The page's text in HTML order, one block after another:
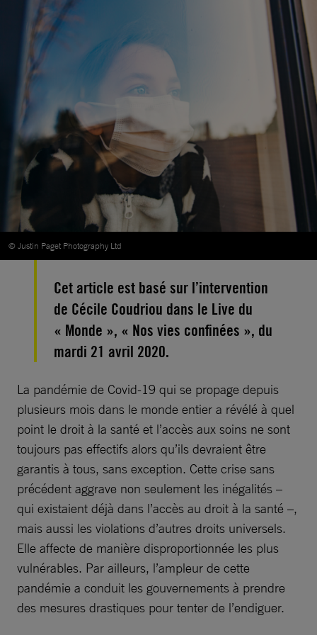
© Justin Paget Photography Ltd
Cet article est basé sur l’intervention
de Cécile Coudriou dans le Live du
« Monde », « Nos vies confinées », du
mardi 21 avril 2020.
La pandémie de Covid-19 qui se propage depuis
plusieurs mois dans le monde entier a révélé à quel
point le droit à la santé et l’accès aux soins ne sont
toujours pas effectifs alors qu’ils devraient être
garantis à tous, sans exception. Cette crise sans
précédent aggrave non seulement les inégalités –
qui existaient déjà dans l’accès au droit à la santé –,
mais aussi les violations d’autres droits universels.
Elle affecte de manière disproportionnée les plus
vulnérables. Par ailleurs, l’ampleur de cette
pandémie a conduit les gouvernements à prendre
des mesures drastiques pour tenter de l’endiguer.